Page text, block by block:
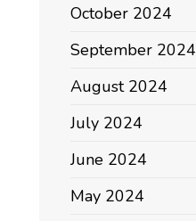
October 2024
September 2024
August 2024
July 2024
June 2024
May 2024